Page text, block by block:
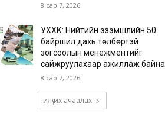
8 сар 7, 2026
УХХК: Нийтийн эзэмшлийн 50
байршил дахь төлбөртэй
зогсоолын менежментийг
сайжруулахаар ажиллаж байна
8 сар 7, 2026
илүү их ачаалах